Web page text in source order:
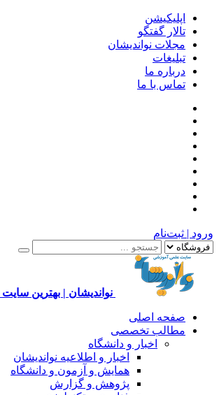
اپلیکیشن
تالار گفتگو
مجلات نواندیشان
تبلیغات
درباره ما
تماس با ما
ورود | ثبت‌نام
نواندیشان | بهترین
صفحه اصلی
مطالب تخصصی
اخبار و دانشگاه
اخبار و اطلاعیه نواندیشان
همایش و آزمون و دانشگاه
پژوهش و گزارش